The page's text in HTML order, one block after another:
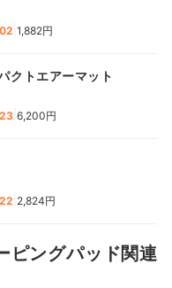
1,882円
クトエアーマット
6,200円
2,824円
ピングパッド関連